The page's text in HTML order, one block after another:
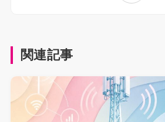
関連記事